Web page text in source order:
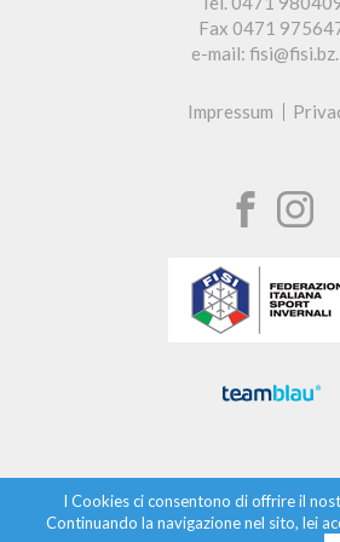
Fax 0471
e-mail:
Impressum
I Cookies ci consentono di offrire il
Continuando la navigazione nel sito, lei